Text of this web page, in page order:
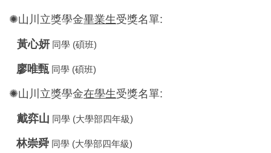
✺山川立獎學金畢業生受獎名單:
黃心妍 同學 (碩班)
廖唯甄同學 (碩班)
✺山川立獎學金在學生受獎名單:
戴弈山 同學 (大學部四年級)
林崇舜 同學 (大學部四年級)